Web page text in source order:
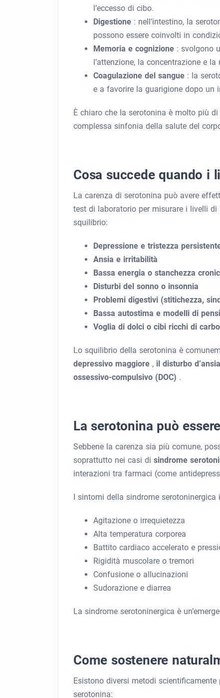
l’eccesso di cibo.
Digestione : nell’intestino, la
possono essere coinvolti in
Memoria e cognizione : svolgono
l’attenzione, la concentrazione e la
Coagulazione del sangue : la
e a favorire la guarigione dopo un
È chiaro che la serotonina è molto più
complessa sinfonia della salute del
Cosa succede quando i
La carenza di serotonina può avere
test di laboratorio per misurare i livelli
squilibrio:
Depressione e tristezza
Ansia e irritabilità
Bassa energia o stanchezza
Disturbi del sonno o insonnia
Problemi digestivi (stitichezza,
Bassa autostima e modelli di
Voglia di dolci o cibi ricchi di
Lo squilibrio della serotonina è
depressivo maggiore , il disturbo
ossessivo-compulsivo (DOC) .
La serotonina può
Sebbene la carenza sia più comune,
soprattutto nei casi di sindrome
interazioni tra farmaci (come
I sintomi della sindrome serotoninergica
Agitazione o irrequietezza
Alta temperatura corporea
Battito cardiaco accelerato e
Rigidità muscolare o tremori
Confusione o allucinazioni
Sudorazione e diarrea
La sindrome serotoninergica è
Come sostenere
Esistono diversi metodi
serotonina: